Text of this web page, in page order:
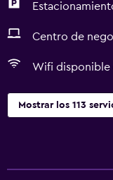
Centro de
Wifi disponible
Mostrar los 113